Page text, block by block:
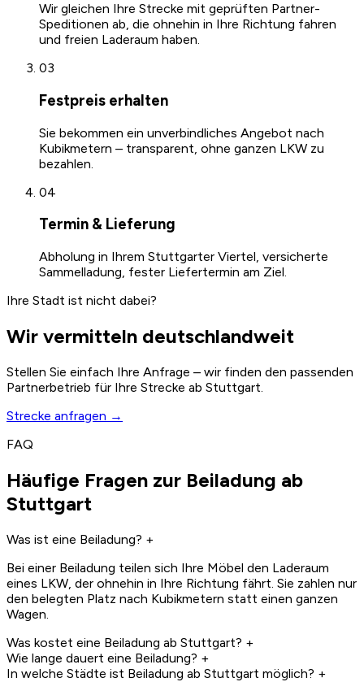
Wir gleichen Ihre Strecke mit geprüften Partner-
Speditionen ab, die ohnehin in Ihre Richtung fahren
und freien Laderaum haben.
03
Festpreis erhalten
Sie bekommen ein unverbindliches Angebot nach
Kubikmetern – transparent, ohne ganzen LKW zu
bezahlen.
04
Termin & Lieferung
Abholung in Ihrem Stuttgarter Viertel, versicherte
Sammelladung, fester Liefertermin am Ziel.
Ihre Stadt ist nicht dabei?
Wir vermitteln deutschlandweit
Stellen Sie einfach Ihre Anfrage – wir finden den passenden
Partnerbetrieb für Ihre Strecke ab Stuttgart.
Strecke anfragen →
FAQ
Häufige Fragen zur Beiladung ab
Stuttgart
Was ist eine Beiladung? +
Bei einer Beiladung teilen sich Ihre Möbel den Laderaum
eines LKW, der ohnehin in Ihre Richtung fährt. Sie zahlen nur
den belegten Platz nach Kubikmetern statt einen ganzen
Wagen.
Was kostet eine Beiladung ab Stuttgart? +
Wie lange dauert eine Beiladung? +
In welche Städte ist Beiladung ab Stuttgart möglich? +